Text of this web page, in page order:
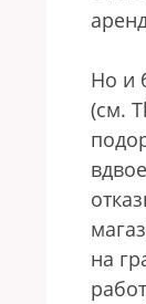
Но и
(см.
на